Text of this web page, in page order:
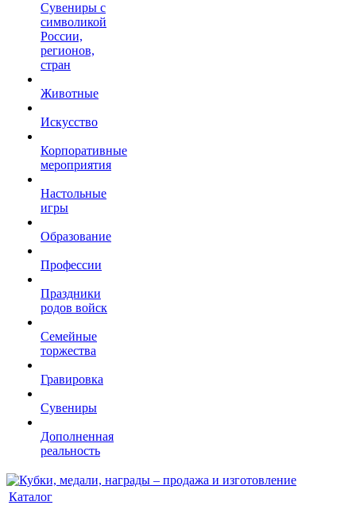
Сувениры с
символикой
России,
регионов,
стран
Животные
Искусство
Корпоративные
мероприятия
Настольные
игры
Образование
Профессии
Праздники
родов войск
Семейные
торжества
Гравировка
Сувениры
Дополненная
реальность
Каталог